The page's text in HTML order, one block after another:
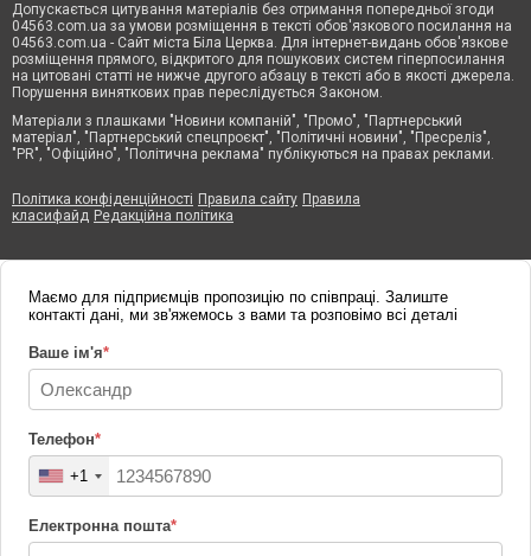
Допускається цитування матеріалів без отримання попередньої згоди
04563.com.ua за умови розміщення в тексті обов'язкового посилання на
04563.com.ua - Сайт міста Біла Церква. Для інтернет-видань обов'язкове
розміщення прямого, відкритого для пошукових систем гіперпосилання
на цитовані статті не нижче другого абзацу в тексті або в якості джерела.
Порушення виняткових прав переслідується Законом.
Матеріали з плашками "Новини компаній", "Промо", "Партнерський
матеріал", "Партнерський спецпроєкт", "Політичні новини", "Пресреліз",
"PR", "Офіційно", "Політична реклама" публікуються на правах реклами.
Політика конфіденційності Правила сайту Правила
класифайд Редакційна політика
Маємо для підприємців пропозицію по співпраці. Залиште
контакті дані, ми зв'яжемось з вами та розповімо всі деталі
Ваше ім'я*
Телефон*
+1
Електронна пошта*